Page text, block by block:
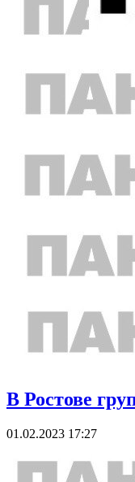
В Ростове
01.02.2023 17:27